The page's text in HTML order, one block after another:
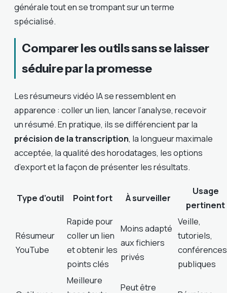
générale tout en se trompant sur un terme
spécialisé.
Comparer les outils sans se laisser
séduire par la promesse
Les résumeurs vidéo IA se ressemblent en
apparence : coller un lien, lancer l’analyse, recevoir
un résumé. En pratique, ils se différencient par la
précision de la transcription, la longueur maximale
acceptée, la qualité des horodatages, les options
d’export et la façon de présenter les résultats.
Type d’outil Point fort À surveiller
Usage
pertinent
Résumeur
YouTube
Rapide pour
coller un lien
et obtenir les
points clés
Moins adapté
aux fichiers
privés
Veille,
tutoriels,
conférences
publiques
Meilleure
Peut être